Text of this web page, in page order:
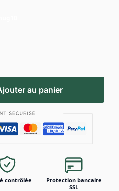
au panier
contrôlée
Protection bancaire
SSL